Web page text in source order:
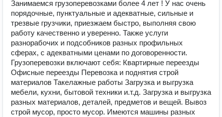
Занимаемся грузоперевозками более 4 лет ! У нас очень
порядочные, пунктуальные и адекватные, сильные и
трезвые грузчики, приезжаем быстро, выполняя свою
работу качественно и уверенно. Также услуги
разнорабочих и подсобников разных профильных
сферах, с адекватными ценами по договоренности.
Грузоперевозки включают себя: Квартирные переезды
Офисные переезды Перевозка и поднятия строй
материалов Такелажные работы Загрузка и выгрузка
мебели, кухни, бытовой техники и.т.д. Загрузка и выгрузка
разных материалов, деталей, предметов и вещей. Вывоз
строй мусор, просто мусор. Имеются машины разных